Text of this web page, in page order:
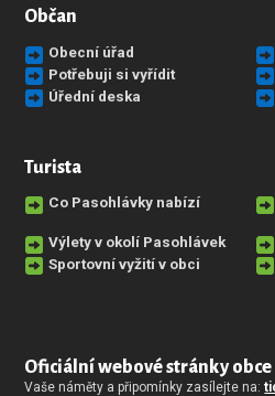
Občan
Obecní úřad
Potřebuji si vyřídit
Úřední deska
Turista
Co Pasohlávky nabízí
Výlety v okolí Pasohlávek
Sportovní vyžití v obci
Oficiální webové stránky
Vaše náměty a připomínky zasílejte na: